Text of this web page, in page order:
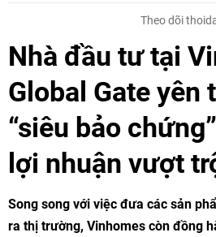
Theo dõi
Nhà đầu tư tại
Global Gate yên
“siêu bảo
lợi nhuận vượt
Song song với việc đưa các sản
ra thị trường, Vinhomes còn đồng